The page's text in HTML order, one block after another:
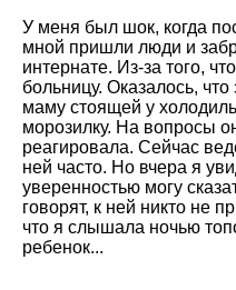
У меня был шок, когда
мной пришли люди и
интернате. Из-за того,
больницу. Оказалось,
маму стоящей у
морозилку. На вопросы
реагировала. Сейчас
ней часто. Но вчера я
уверенностью могу
говорят, к ней никто не
что я слышала ночью
ребенок...